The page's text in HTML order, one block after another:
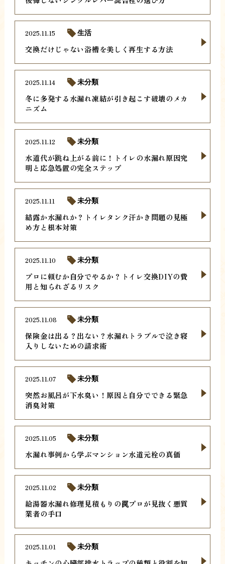
交換だけじゃない浴槽を美しく再生する方法
2025.11.15 生活
冬に多発する水漏れ凍結が引き起こす破壊のメカ
ニズム
2025.11.14 未分類
水道代が跳ね上がる前に！トイレの水漏れ原因究
明と応急処置の完全ステップ
2025.11.12 未分類
結露か水漏れか？トイレタンク汗かき問題の見極
め方と根本対策
2025.11.11 未分類
プロに頼むか自分でやるか？トイレ交換DIYの費
用と知られざるリスク
2025.11.10 未分類
保険金は出る？出ない？水漏れトラブルで泣き寝
入りしないための請求術
2025.11.08 未分類
突然お風呂が下水臭い！原因と自分でできる緊急
消臭対策
2025.11.07 未分類
水漏れ事例から学ぶマンション水道元栓の真価
2025.11.05 未分類
給湯器水漏れ修理見積もりの罠プロが見抜く悪質
業者の手口
2025.11.02 未分類
2025.11.01 未分類